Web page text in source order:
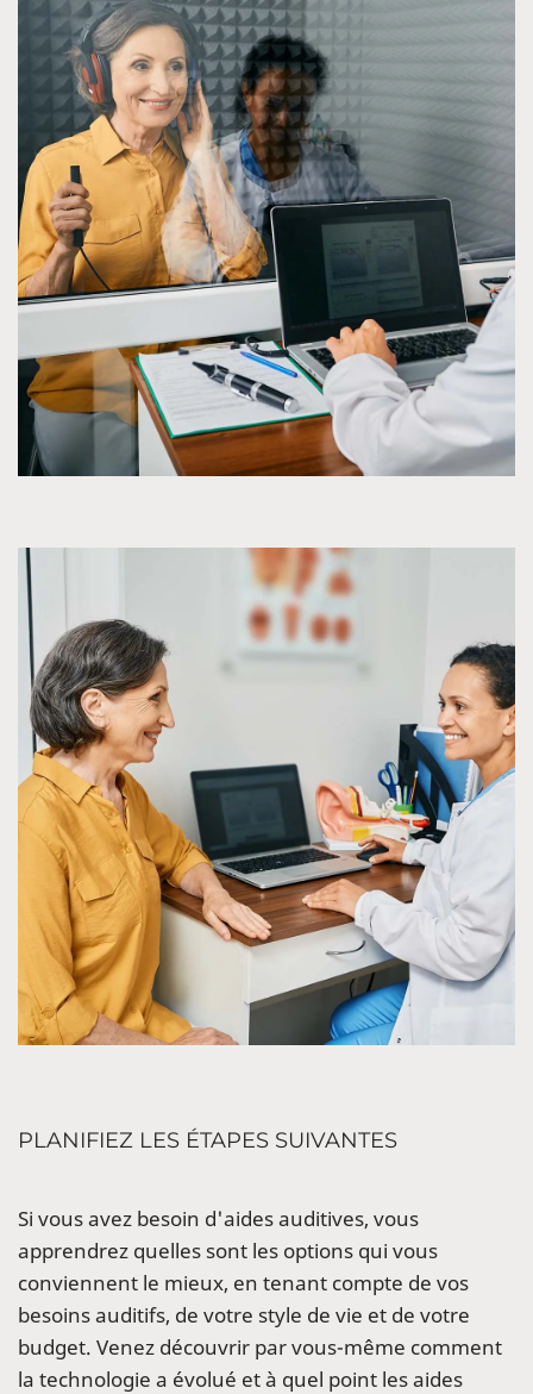
PLANIFIEZ LES ÉTAPES SUIVANTES
Si vous avez besoin d'aides auditives, vous
apprendrez quelles sont les options qui vous
conviennent le mieux, en tenant compte de vos
besoins auditifs, de votre style de vie et de votre
budget. Venez découvrir par vous-même comment
la technologie a évolué et à quel point les aides